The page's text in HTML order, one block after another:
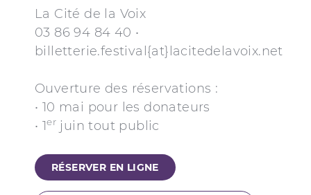
La Cité de la Voix
03 86 94 84 40 •
billetterie.festival{at}lacitedelavoix.net
Ouverture des réservations :
• 10 mai pour les donateurs
• 1er juin tout public
RÉSERVER EN LIGNE